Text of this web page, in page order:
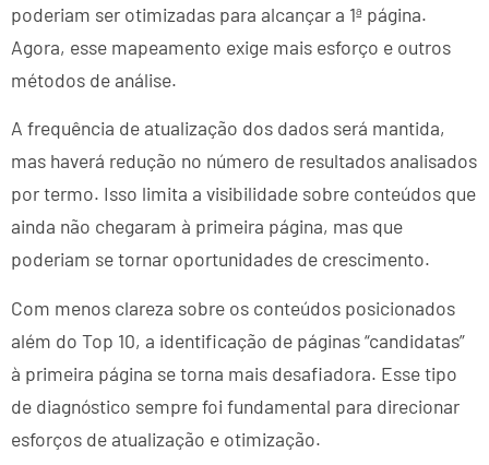
poderiam ser otimizadas para alcançar a 1ª página.
Agora, esse mapeamento exige mais esforço e outros
métodos de análise.
A frequência de atualização dos dados será mantida,
mas haverá redução no número de resultados analisados
por termo. Isso limita a visibilidade sobre conteúdos que
ainda não chegaram à primeira página, mas que
poderiam se tornar oportunidades de crescimento.
Com menos clareza sobre os conteúdos posicionados
além do Top 10, a identificação de páginas “candidatas”
à primeira página se torna mais desafiadora. Esse tipo
de diagnóstico sempre foi fundamental para direcionar
esforços de atualização e otimização.